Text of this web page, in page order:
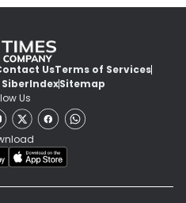
UsTerms of Services
IndexSitemap
Us